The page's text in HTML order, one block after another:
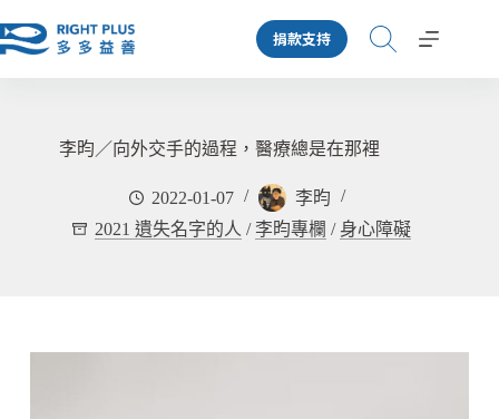
至
捐款支持
李昀／向外交手的過程，醫療總是在那裡
2022-01-07
李昀
2021 遺失名字的人 / 李昀專欄 / 身心障礙